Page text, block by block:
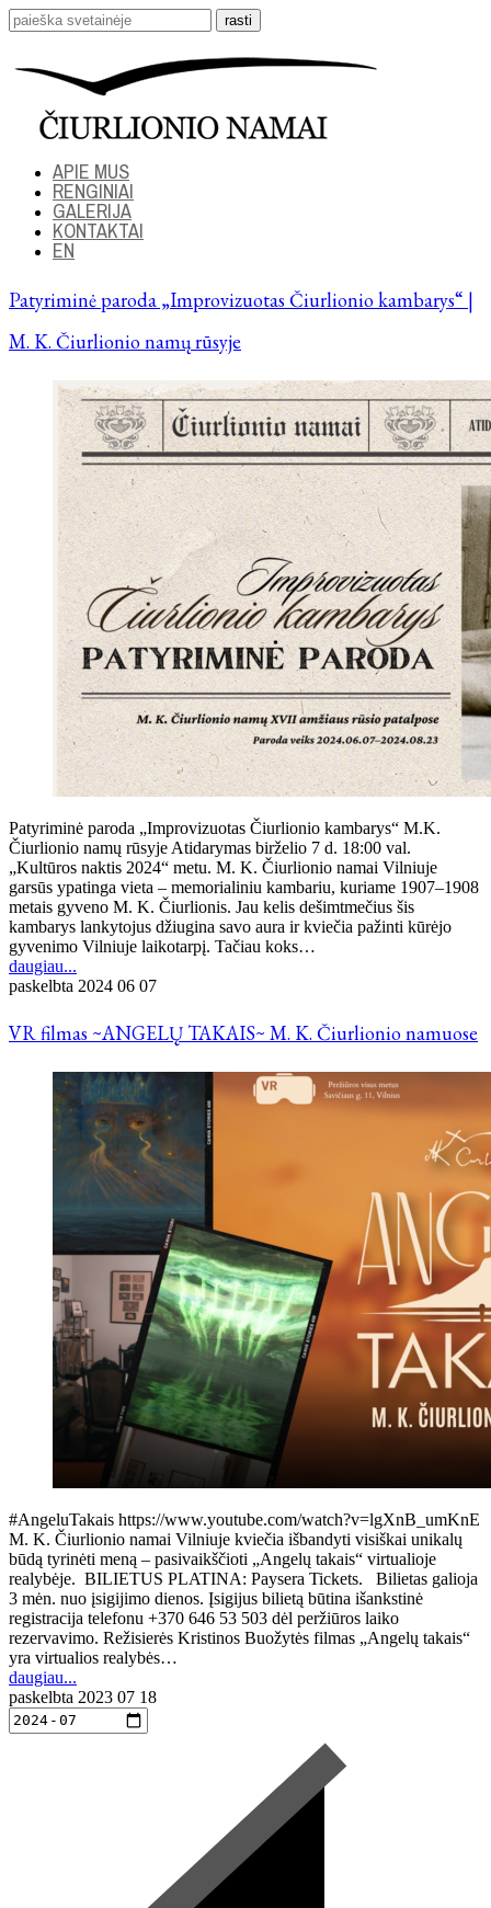
APIE MUS
RENGINIAI
GALERIJA
KONTAKTAI
EN
Patyriminė paroda „Improvizuotas Čiurlionio kambarys“ |
M. K. Čiurlionio namų rūsyje
Patyriminė paroda „Improvizuotas Čiurlionio kambarys“ M.K.
Čiurlionio namų rūsyje Atidarymas birželio 7 d. 18:00 val.
„Kultūros naktis 2024“ metu. M. K. Čiurlionio namai Vilniuje
garsūs ypatinga vieta – memorialiniu kambariu, kuriame 1907–1908
metais gyveno M. K. Čiurlionis. Jau kelis dešimtmečius šis
kambarys lankytojus džiugina savo aura ir kviečia pažinti kūrėjo
gyvenimo Vilniuje laikotarpį. Tačiau koks…
daugiau...
paskelbta 2024 06 07
VR filmas ~ANGELŲ TAKAIS~ M. K. Čiurlionio namuose
#AngeluTakais https://www.youtube.com/watch?v=lgXnB_umKnE
M. K. Čiurlionio namai Vilniuje kviečia išbandyti visiškai unikalų
būdą tyrinėti meną – pasivaikščioti „Angelų takais“ virtualioje
realybėje. BILIETUS PLATINA: Paysera Tickets. Bilietas galioja
3 mėn. nuo įsigijimo dienos. Įsigijus bilietą būtina išankstinė
registracija telefonu +370 646 53 503 dėl peržiūros laiko
rezervavimo. Režisierės Kristinos Buožytės filmas „Angelų takais“
yra virtualios realybės…
daugiau...
paskelbta 2023 07 18